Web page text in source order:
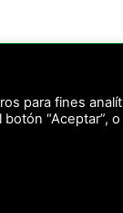
para fines